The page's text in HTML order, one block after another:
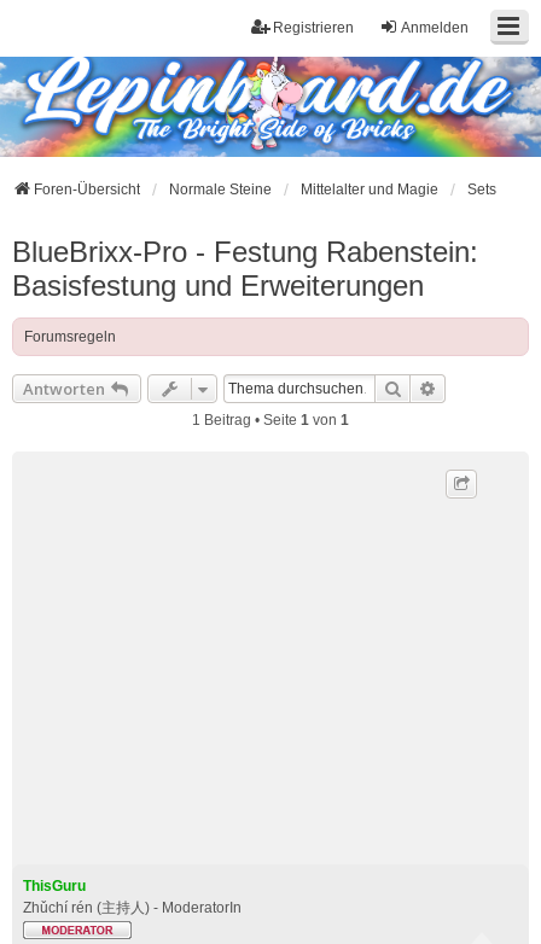
Anmelden
Registrieren
Foren-Übersicht Normale Steine Mittelalter und Magie Sets
BlueBrixx-Pro - Festung Rabenstein:
Basisfestung und Erweiterungen
Forumsregeln
Antworten Suche
1 Beitrag • Seite 1 von 1
ThisGuru
Zhǔchí rén (主持人) - ModeratorIn